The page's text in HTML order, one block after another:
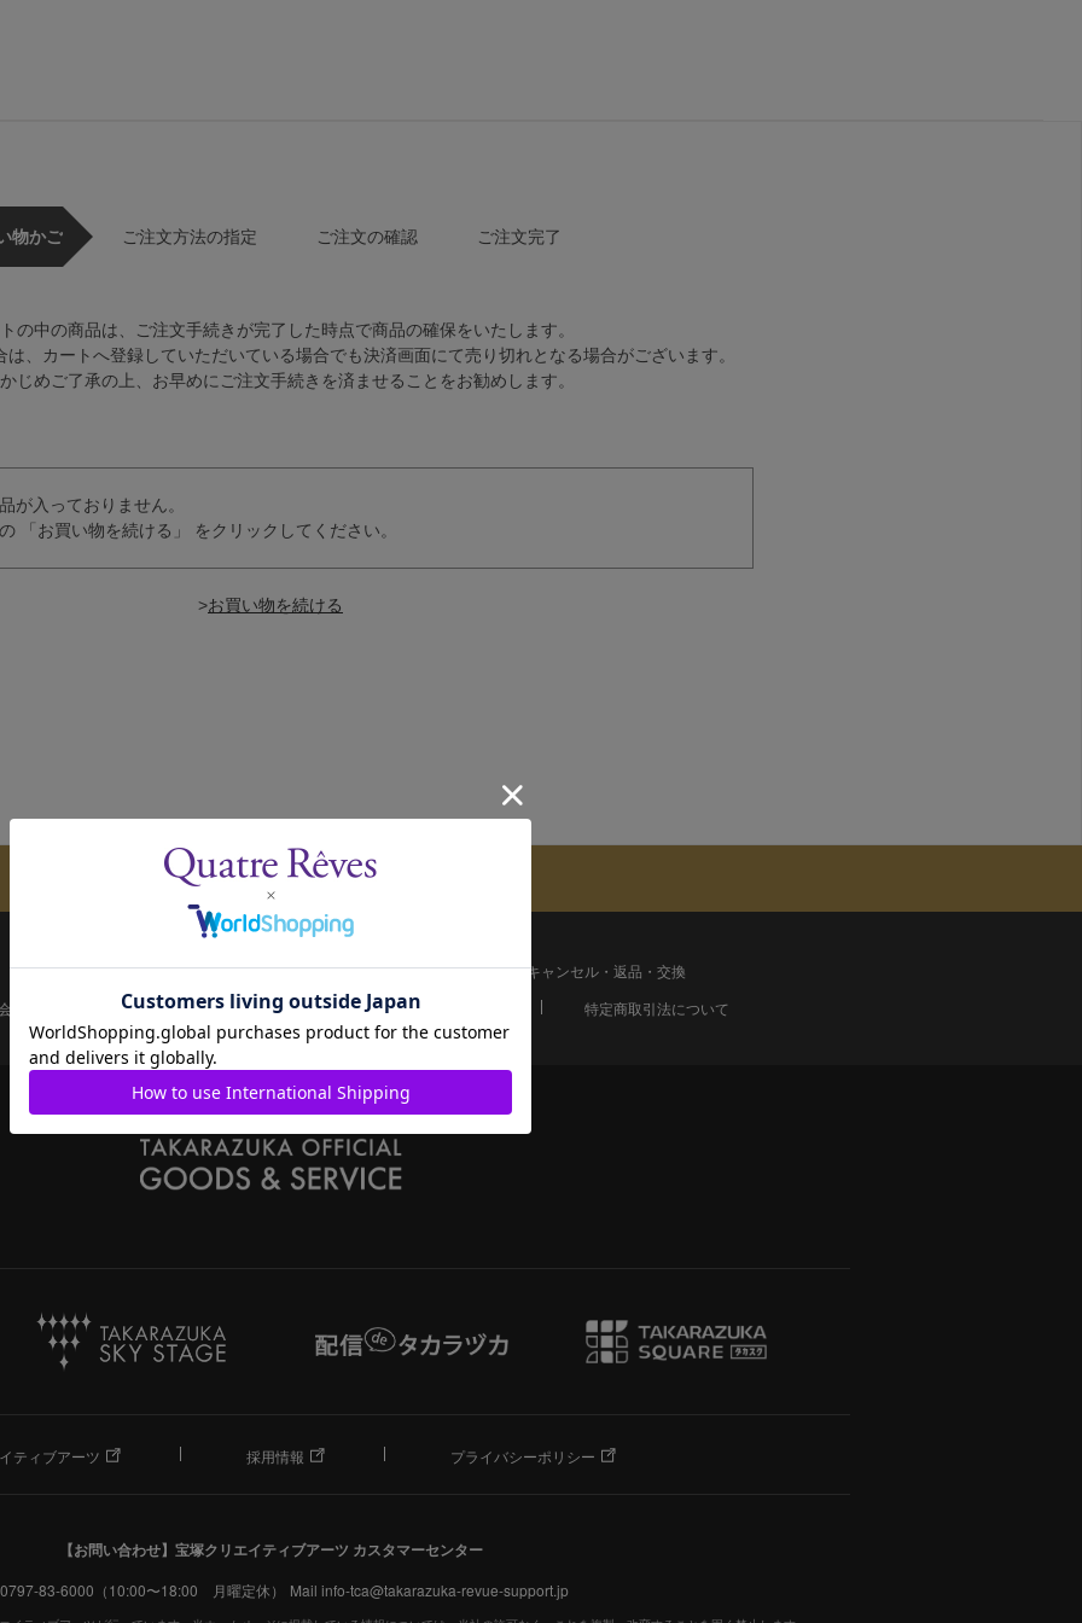
物かご ご注文方法の指定 ご注文の確認 ご注文完了
の中の商品は、ご注文手続きが完了した時点で商品の確保をいたします。
、カートへ登録していただいている場合でも決済画面にて売り切れとなる場合がございます。
じめご了承の上、お早めにご注文手続きを済ませることをお勧めします。
が入っておりません。
「お買い物を続ける」 をクリックしてください。
>
メールマガジンのご案内
配送について お支払い方法 決済について
キャンセル・返品・交換
員ページ 宝塚歌劇共通ID新規会員登録 特定商取引法について
ティブアーツ 採用情報 プライバシーポリシー
【お問い合わせ】 宝塚クリエイティブアーツ カスタマーセンター
83-6000（10:00〜18:00 月曜定休） Mail info-tca@takarazuka-revue-support.jp